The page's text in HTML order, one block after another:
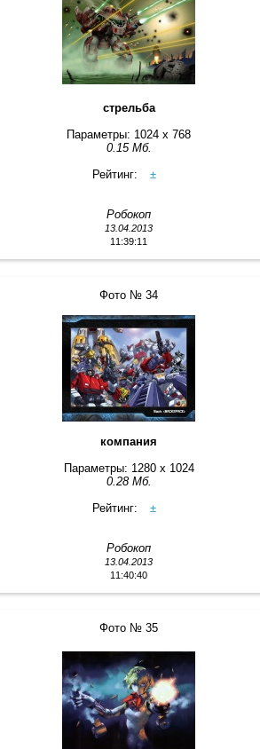
стрельба
Параметры: 1024 x 768
0.15 Мб.
Рейтинг:
±
Робокоп
13.04.2013
11:39:11
Фото № 34
компания
Параметры: 1280 x 1024
0.28 Мб.
Рейтинг:
±
Робокоп
13.04.2013
11:40:40
Фото № 35